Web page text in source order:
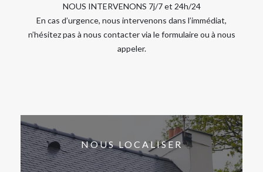
NOUS INTERVENONS 7j/7 et 24h/24
En cas d’urgence, nous intervenons dans l’immédiat,
n’hésitez pas à nous contacter via le formulaire ou à nous
appeler.
NOUS LOCALISER